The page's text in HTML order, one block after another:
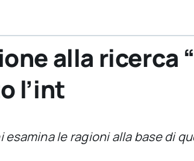
alla ricerca
l’int
esamina le ragioni alla base di